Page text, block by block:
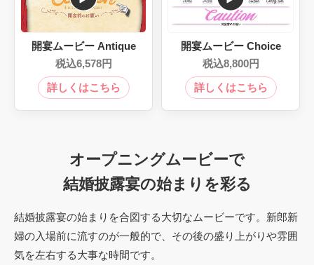
開宴ムービー Antique
6,578
開宴ムービー Choice
8,800
オープニングムービーで
結婚披露宴の始まりを彩る
結婚披露宴の始まりを合図する大切なムービーです。 新郎新
婦の入場前に流すのが一般的で、その後の盛り上がりや雰囲
気を左右する大事な時間です。